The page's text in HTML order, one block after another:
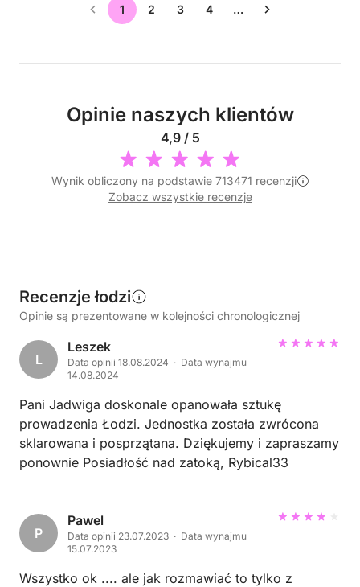
1 2 3 4 …
Opinie naszych klientów
4,9 / 5
Wynik obliczony na podstawie 713471 recenzji
Zobacz wszystkie recenzje
Recenzje łodzi
Opinie są prezentowane w kolejności chronologicznej
L
Leszek
Data opinii 18.08.2024 · Data wynajmu
14.08.2024
Pani Jadwiga doskonale opanowała sztukę
prowadzenia Łodzi. Jednostka została zwrócona
sklarowana i posprzątana. Dziękujemy i zapraszamy
ponownie Posiadłość nad zatoką, Rybical33
P
Pawel
Data opinii 23.07.2023 · Data wynajmu
15.07.2023
Wszystko ok .... ale jak rozmawiać to tylko z